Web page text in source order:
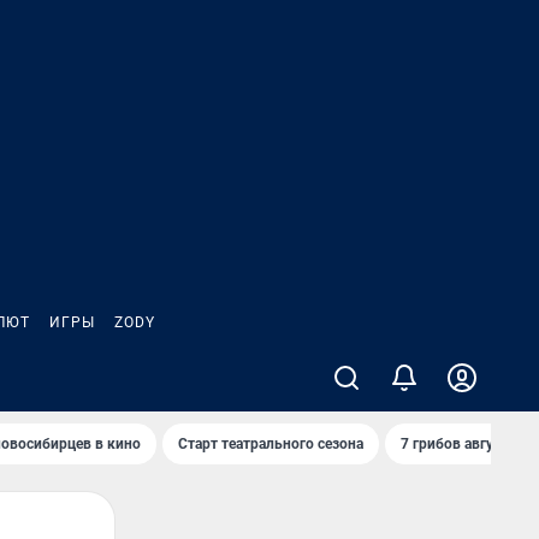
ИГРЫ ZODY
в кино Старт театрального сезона 7 грибов августа